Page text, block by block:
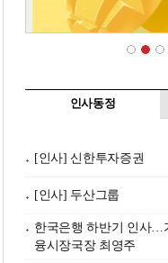
인사동정
[인사] 신한투자증권
[인사] 두산그룹
한국은행 하반기 인사…
융시장국장 최영주